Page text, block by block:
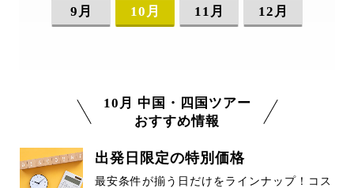
9月 10月 11月 12月
10月 中国・四国ツアー
おすすめ情報
出発日限定の特別価格
最安条件が揃う日だけをラインナップ！コス